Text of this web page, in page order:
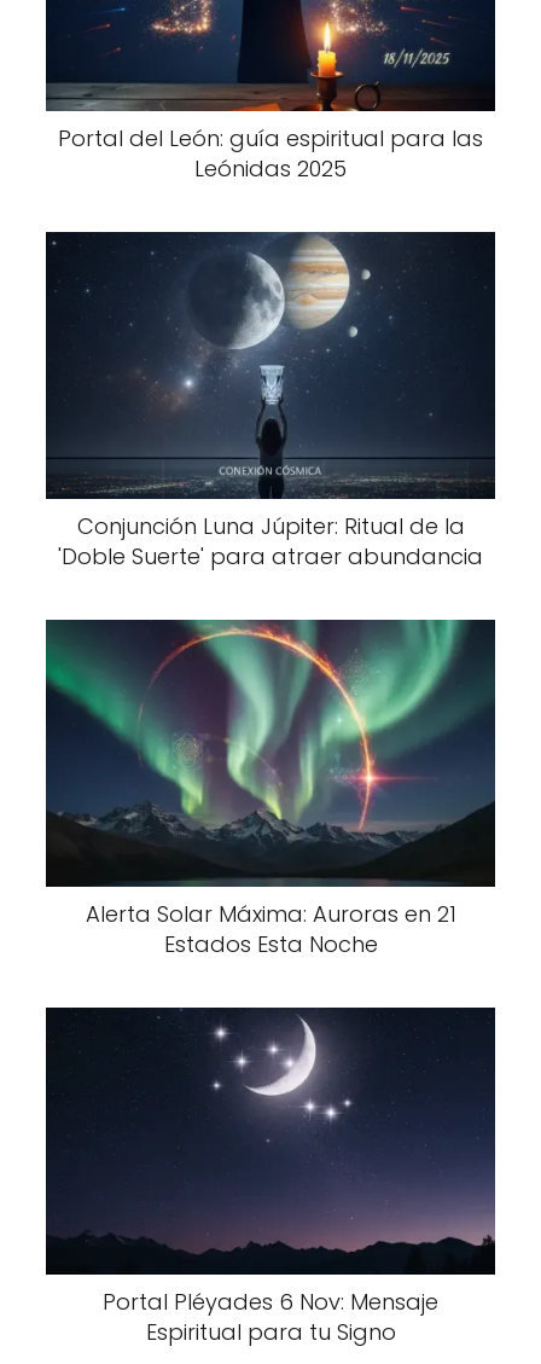
Portal del León: guía espiritual para las
Leónidas 2025
Conjunción Luna Júpiter: Ritual de la
'Doble Suerte' para atraer abundancia
Alerta Solar Máxima: Auroras en 21
Estados Esta Noche
Portal Pléyades 6 Nov: Mensaje
Espiritual para tu Signo